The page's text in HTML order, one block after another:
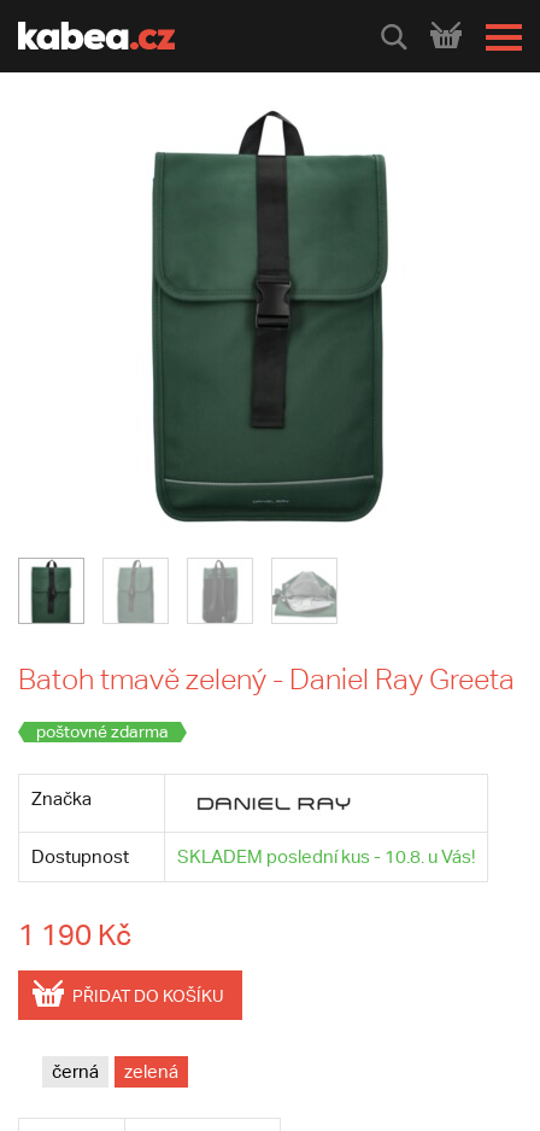
HLEDEJ
Batoh tmavě zelený - Daniel Ray Greeta
poštovné zdarma
Značka
Dostupnost SKLADEM poslední kus - 10.8. u Vás!
1 190 Kč
PŘIDAT DO KOŠÍKU
černá zelená